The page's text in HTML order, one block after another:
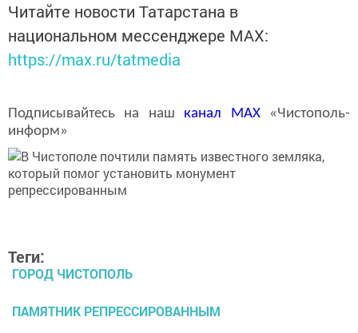
Читайте новости Татарстана в
национальном мессенджере MАХ:
https://max.ru/tatmedia
Подписывайтесь на наш канал MAX«Чистополь-
информ»
Теги:
ГОРОД ЧИСТОПОЛЬ
ПАМЯТНИК РЕПРЕССИРОВАННЫМ